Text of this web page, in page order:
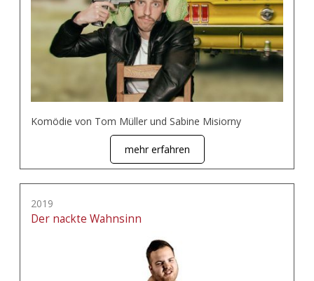
Komödie von Tom Müller und Sabine Misiorny
mehr erfahren
2019
Der nackte Wahnsinn